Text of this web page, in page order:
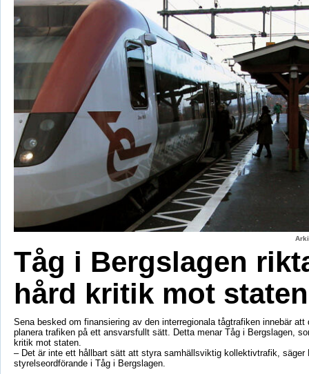
Tåg i Bergslagen
hård kritik mot staten
Sena besked om finansiering av den interregionala tågtrafiken innebär att
planera trafiken på ett ansvarsfullt sätt. Detta menar Tåg i Bergslagen,
kritik mot staten.
– Det är inte ett hållbart sätt att styra samhällsviktig kollektivtrafik, säger
styrelseordförande i Tåg i Bergslagen.